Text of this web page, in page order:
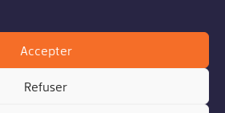
Accepter
Refuser